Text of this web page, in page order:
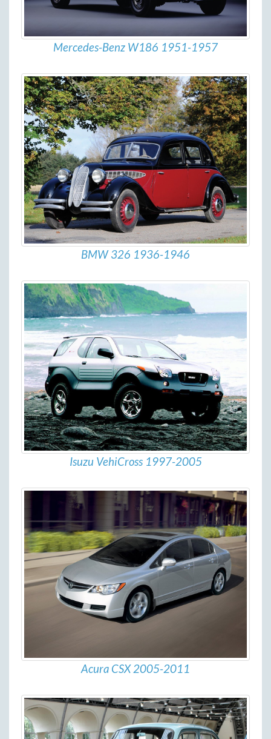
Mercedes-Benz W186 1951-1957
BMW 326 1936-1946
Isuzu VehiCross 1997-2005
Acura CSX 2005-2011